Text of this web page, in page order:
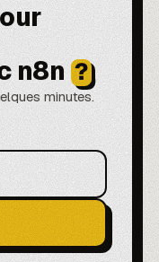
n8n ?
minutes.